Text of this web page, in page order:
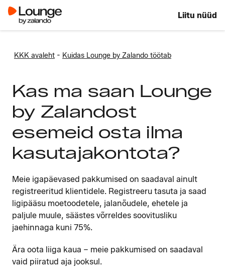
Liitu nüüd
KKK avaleht - Kuidas Lounge by Zalando töötab
Kas ma saan Lounge
by Zalandost
esemeid osta ilma
kasutajakontota?
Meie igapäevased pakkumised on saadaval ainult
registreeritud klientidele. Registreeru tasuta ja saad
ligipääsu moetoodetele, jalanõudele, ehetele ja
paljule muule, säästes võrreldes soovitusliku
jaehinnaga kuni 75%.
Ära oota liiga kaua – meie pakkumised on saadaval
vaid piiratud aja jooksul.